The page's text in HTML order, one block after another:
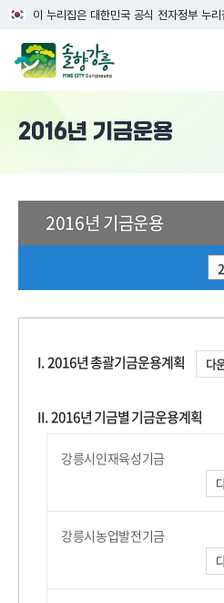
이 누리집은 대한민국 공식 전자정부 누리
2016년 기금운용
2016년 기금운용
I. 2016년 총괄기금운용계획 다
II. 2016년 기금별 기금운용계획
강릉시인재육성기금
강릉시농업발전기금